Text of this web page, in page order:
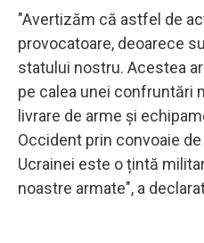
"Avertizăm că astfel de
provocatoare, deoarece
statului nostru. Acestea
pe calea unei confruntări
livrare de arme și
Occident prin convoaie
Ucrainei este o țintă
noastre armate", a